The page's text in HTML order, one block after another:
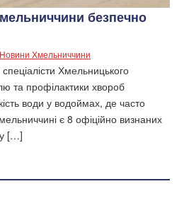
безпечно
Новини Хмельниччини
Хмельницького
та профілактики хвороб
води у водоймах, де часто
є 8 офіційно визнаних
[…]